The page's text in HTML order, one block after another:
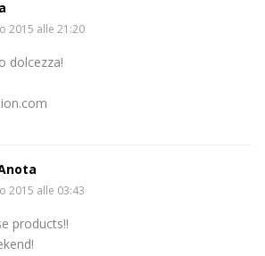
2015 alle 21:20
dolcezza!
2015 alle 03:43
products!!